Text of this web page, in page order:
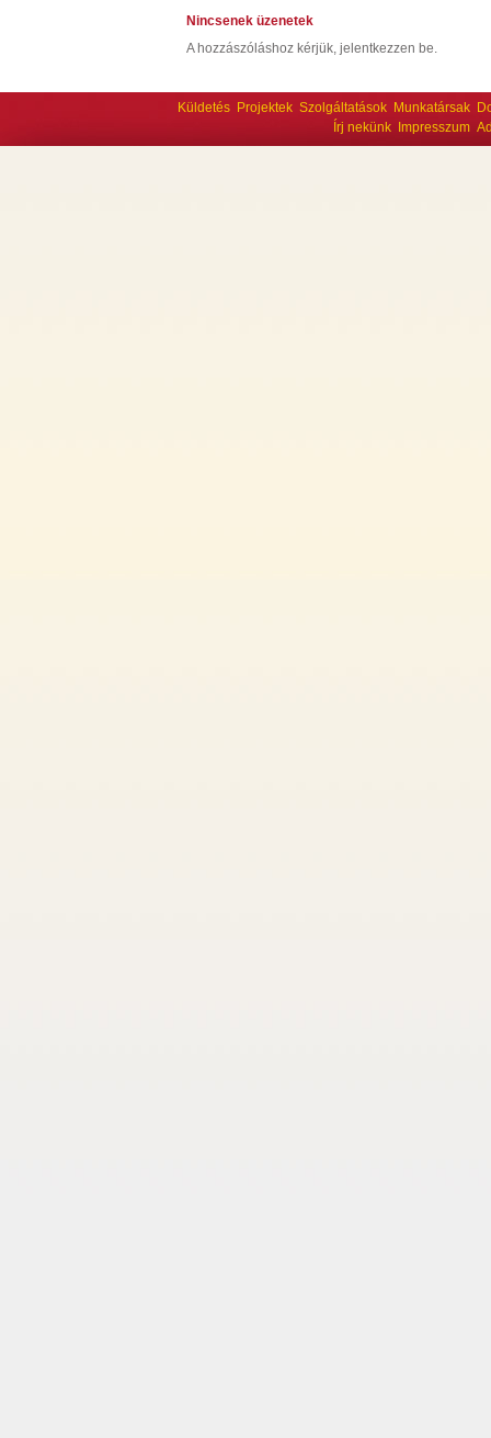
Nincsenek üzenetek
A hozzászóláshoz kérjük, jelentkezzen be.
Küldetés Projektek Szolgáltatások Munkatársak
Írj nekünk
Impresszum